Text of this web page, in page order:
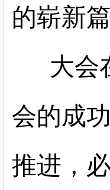
的崭新篇
大会
会的成
推进，